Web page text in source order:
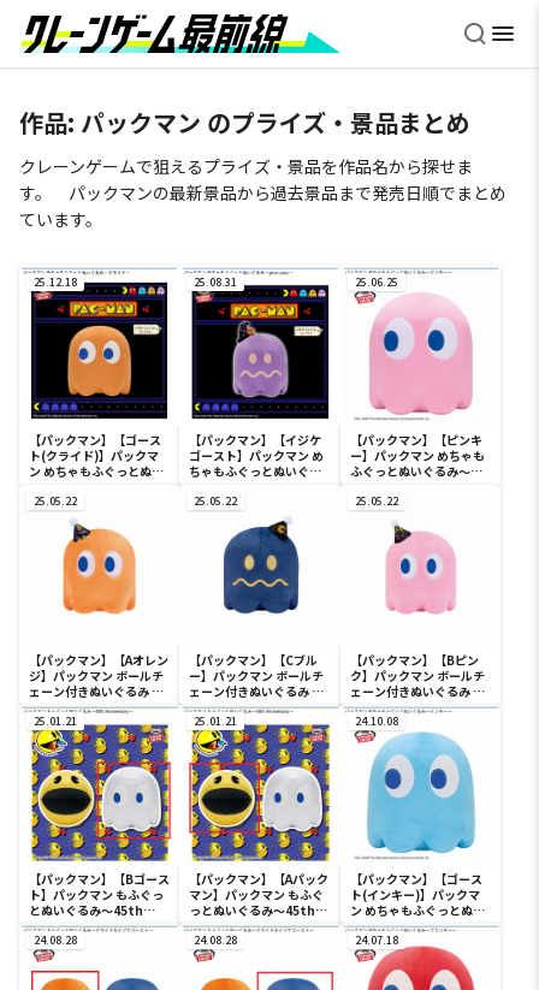
作品: パックマン のプライズ・景品まとめ
クレーンゲームで狙えるプライズ・景品を作品名から探せま
す。 パックマンの最新景品から過去景品まで発売日順でまとめ
ています。
25.12.18
【パックマン】【ゴース
ト(クライド)】パックマ
ン めちゃもふぐっとぬい
25.08.31
【パックマン】【イジケ
ゴースト】パックマン め
ちゃもふぐっとぬいぐる
25.06.25
【パックマン】【ピンキ
ー】パックマン めちゃも
ふぐっとぬいぐるみ～ピ
25.05.22
【パックマン】【Aオレン
ジ】パックマン ボールチ
ェーン付きぬいぐるみ ～
45th Anniversary～
ghost party
25.05.22
【パックマン】【Cブル
ー】パックマン ボールチ
ェーン付きぬいぐるみ ～
45th Anniversary～
ghost party
25.05.22
【パックマン】【Bピン
ク】パックマン ボールチ
ェーン付きぬいぐるみ ～
45th Anniversary～
ghost party
25.01.21
【パックマン】【Bゴース
ト】パックマン もふぐっ
とぬいぐるみ～45th
Anniversary～
25.01.21
【パックマン】【Aパック
マン】パックマン もふぐ
っとぬいぐるみ～45th
Anniversary～
24.10.08
【パックマン】【ゴース
ト(インキー)】パックマ
ン めちゃもふぐっとぬい
ぐるみ～インキー～
24.08.28 24.08.28 24.07.18